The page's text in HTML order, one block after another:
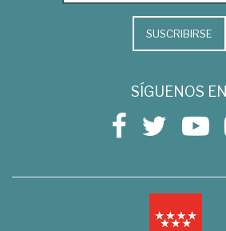
SUSCRIBIRSE
SÍGUENOS EN